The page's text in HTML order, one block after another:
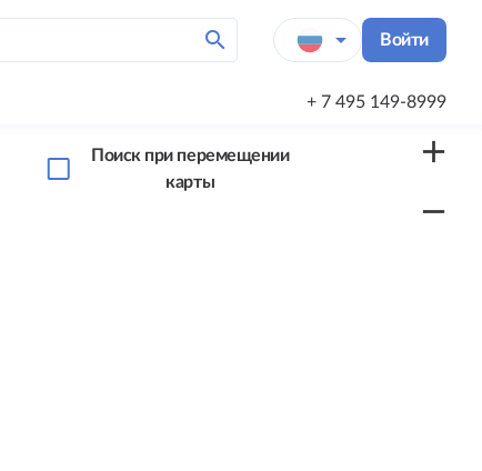
search arrow_drop_down Войти
+ 7 495 149-8999
add
remove
Поиск при перемещении
карты